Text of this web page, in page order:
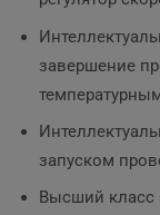
завершение
запуском
Высший класс